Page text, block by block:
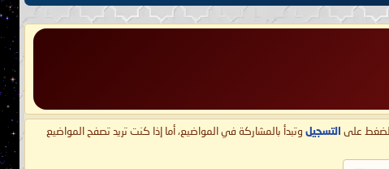
على التسجيل وتبدأ بالمشاركة في المواضيع، أما إذا كنت تريد تصفح المواضيع